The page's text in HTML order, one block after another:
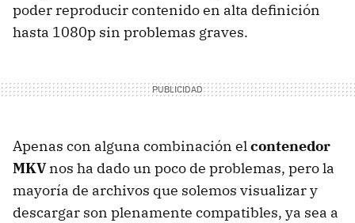
poder reproducir contenido en alta definición
hasta 1080p sin problemas graves.
Apenas con alguna combinación elcontenedor
MKVnos ha dado un poco de problemas, pero la
mayoría de archivos que solemos visualizar y
descargar son plenamente compatibles, ya sea a